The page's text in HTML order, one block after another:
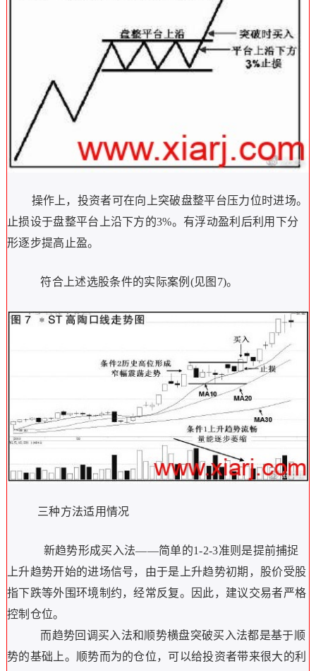
操作上，投资者可在向上突破盘整平台压力位时进场。
止损设于盘整平台上沿下方的3%。有浮动盈利后利用下分
形逐步提高止盈。
符合上述选股条件的实际案例(见图7)。
三种方法适用情况
新趋势形成买入法——简单的1-2-3准则是提前捕捉
上升趋势开始的进场信号，由于是上升趋势初期，股价受股
指下跌等外围环境制约，经常反复。因此，建议交易者严格
控制仓位。
而趋势回调买入法和顺势横盘突破买入法都是基于顺
势的基础上。顺势而为的仓位，可以给投资者带来很大的利